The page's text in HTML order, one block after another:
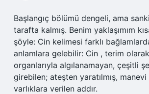
Başlangıç bölümü dengeli, ama
tarafta kalmış. Benim yaklaşımım
şöyle: Cin kelimesi farklı
anlamlara gelebilir: Cin , terim
organlarıyla algılanamayan, çeşitli
girebilen; ateşten yaratılmış,
varlıklara verilen addır.